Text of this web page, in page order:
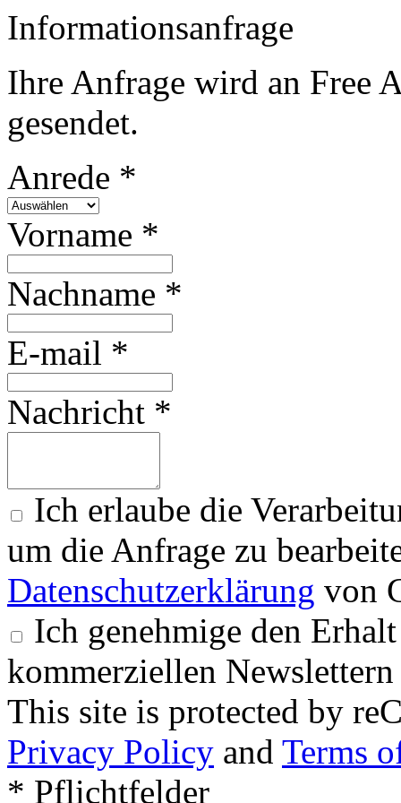
Informationsanfrage
Ihre Anfrage wird an Free
gesendet.
Anrede *
Vorname *
Nachname *
E-mail *
Nachricht *
Ich erlaube die
um die Anfrage zu
Datenschutzerklärung von
Ich genehmige den
kommerziellen
This site is protected by
Privacy Policy and Terms
* Pflichtfelder